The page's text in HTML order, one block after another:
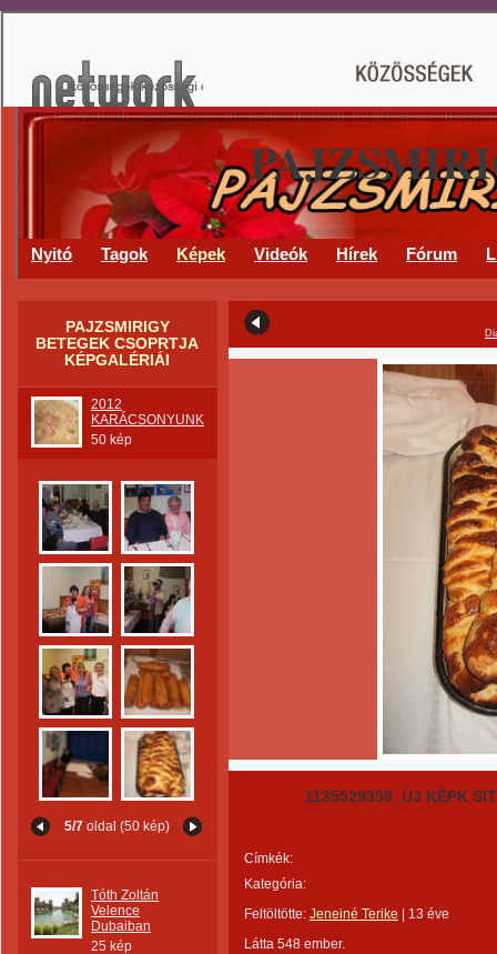
Nyitó Tagok Képek Videók Hírek Fórum
PAJZSMIRIGY
BETEGEK CSOPRTJA
KÉPGALÉRIÁI
2012
KARÁCSONYUNK
50 kép
5/7 oldal (50 kép)
Tóth Zoltán
Velence
Dubaiban
25 kép
1135529339_ÚJ KÉPK
Címkék:
Kategória:
Feltöltötte: Jeneiné Terike
13 éve
Látta 548 ember.